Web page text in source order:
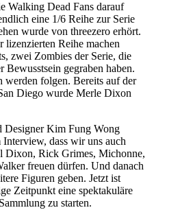
Walking Dead Fans darauf
eine 1/6 Reihe zur Serie
wurde von threezero erhört.
lizenzierten Reihe machen
zwei Zombies der Serie, die
Bewusstsein gegraben haben.
werden folgen. Bereits auf der
Diego wurde Merle Dixon
Designer Kim Fung Wong
dass wir uns auch
Dixon, Rick Grimes, Michonne,
freuen dürfen. Und danach
Figuren geben. Jetzt ist
Zeitpunkt eine spektakuläre
zu starten.